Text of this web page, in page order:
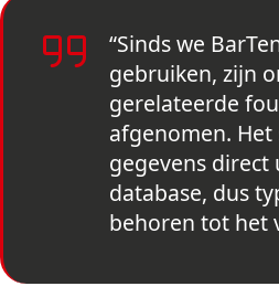
“Sinds we
gebruiken, zijn
gerelateerde
afgenomen.
gegevens direct
database, dus
behoren tot het